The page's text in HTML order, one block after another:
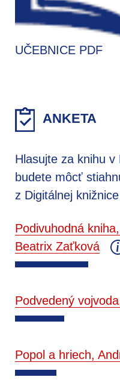
UČEBNICE PDF
ANKETA
Hlasujte za knihu
budete môcť
z Digitálnej knižnice
Podivuhodná
Beatrix Zaťková
Podvedený
Popol a hriech,